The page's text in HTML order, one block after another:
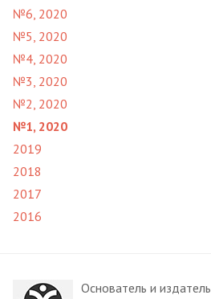
№6, 2020
№5, 2020
№4, 2020
№3, 2020
№2, 2020
№1, 2020
2019
2018
2017
2016
Основатель и издатель